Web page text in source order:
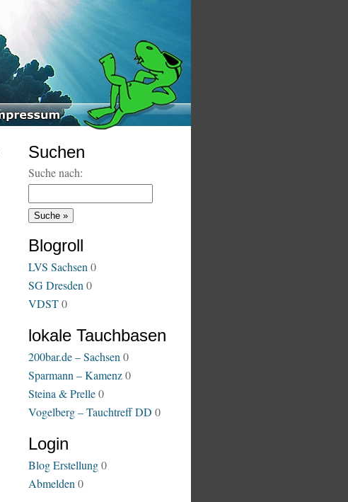
Suchen
Suche nach:
Blogroll
LVS Sachsen 0
SG Dresden 0
VDST0
lokale Tauchbasen
200bar.de – Sachsen 0
Sparmann – Kamenz0
Steina & Prelle0
Vogelberg – Tauchtreff DD 0
Login
Blog Erstellung0
Abmelden 0